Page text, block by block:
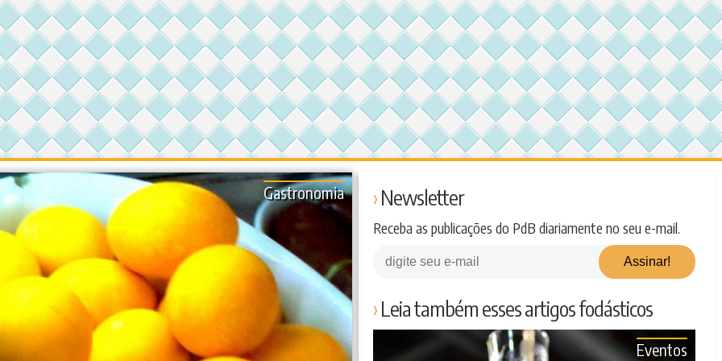
Gastronomia Newsletter
Receba as publicações do PdB diariamente no seu e-mail.
Leia também esses artigos fodásticos
Eventos